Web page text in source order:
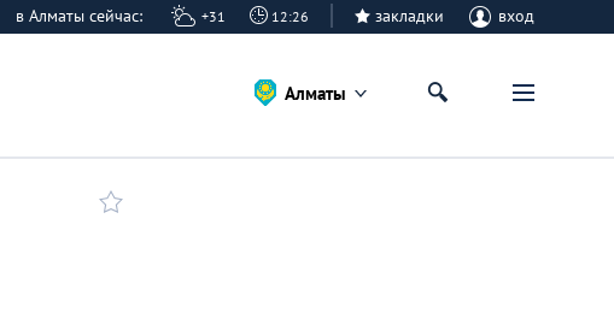
в Алматы сейчас: +31 12:26 закладки вход
Алматы